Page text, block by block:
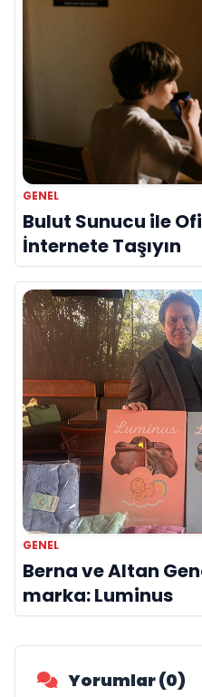
GENEL
Bulut Sunucu ile
İnternete Taşıyın
GENEL
Berna ve Altan
marka: Luminus
Yorumlar (0)